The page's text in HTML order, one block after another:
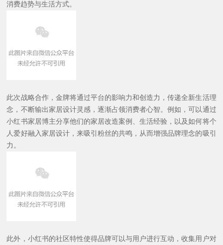
消费趋势与生活方式。
此次战略合作，金牌将通过平台的影响力和创造力，传递全新生活理
念，不断输出家居设计灵感，逐渐占领消费者心智。例如，可以通过
小红书家居博主分享他们的家居改造案例、生活经验，以及如何将个
人爱好融入家居设计，来吸引粉丝的共鸣，从而增强品牌理念的吸引
力。
此外，小红书的社区特性使得品牌可以与用户进行互动，收集用户对